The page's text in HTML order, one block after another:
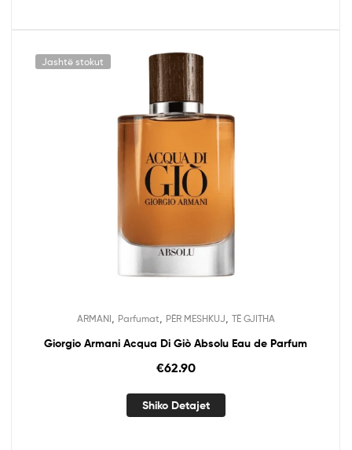
Jashtë stokut
ARMANI Parfumat PËR MESHKUJ TË GJITHA
Giorgio Armani Acqua Di Giò Absolu Eau de Parfum
€62.90
Shiko Detajet